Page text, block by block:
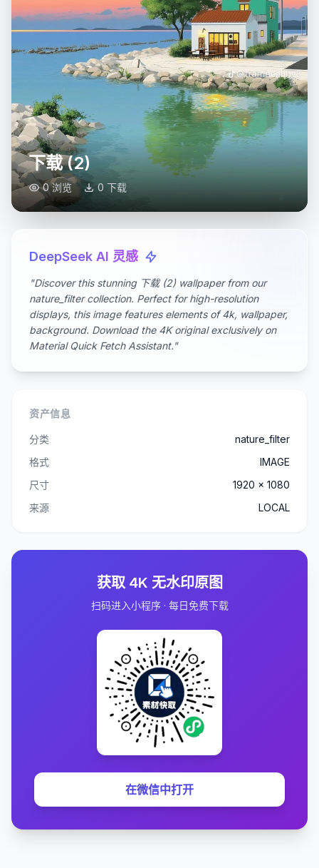
下载 (2)
0 浏览 0 下载
DeepSeek AI 灵感
"Discover this stunning 下载 (2) wallpaper from our
nature_filter collection. Perfect for high-resolution
displays, this image features elements of 4k, wallpaper,
background. Download the 4K original exclusively on
Material Quick Fetch Assistant."
资产信息
分类
nature_filter
格式
IMAGE
尺寸
1920 x 1080
来源
LOCAL
获取 4K 无水印原图
扫码进入小程序 · 每日免费下载
在微信中打开